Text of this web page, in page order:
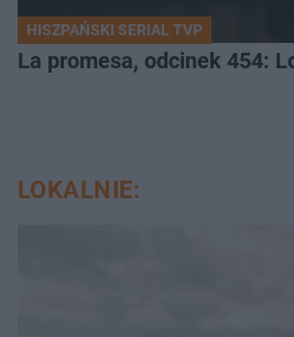
HISZPAŃSKI SERIAL TVP
La promesa, odcinek 454:
LOKALNIE: